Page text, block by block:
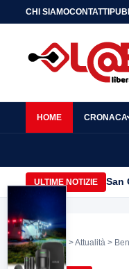
CHI SIAMOCONTATTI
HOME CRONACA
ULTIME NOTIZIE San
Home >Attualità >